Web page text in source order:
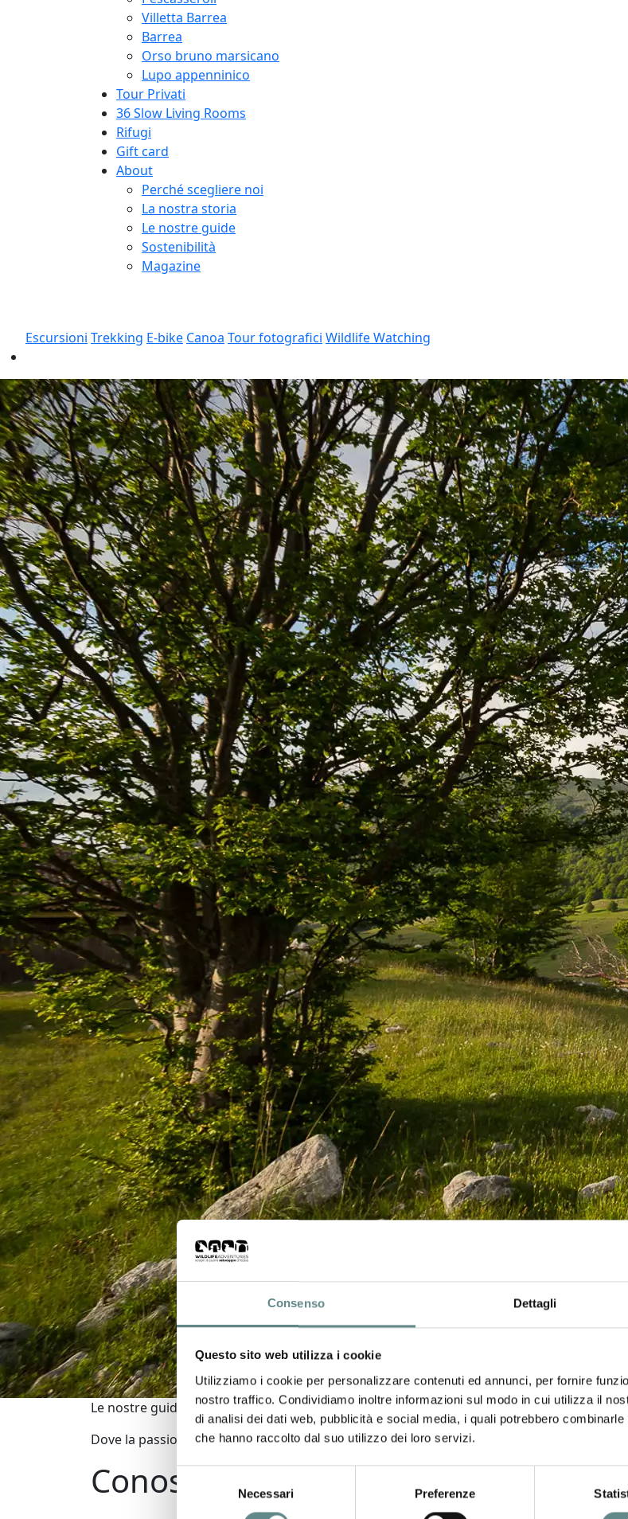
Consenso Dettagli
Questo sito web utilizza i cookie
Utilizziamo i cookie per personalizzare contenuti ed annunci, per fornire
nostro traffico. Condividiamo inoltre informazioni sul modo in cui utilizza il
di analisi dei dati web, pubblicità e social media, i quali potrebbero
che hanno raccolto dal suo utilizzo dei loro servizi.
Selezione
del
Necessari Preferenze
Villetta Barrea
Barrea
Orso bruno marsicano
Lupo appenninico
Tour Privati
36 Slow Living Rooms
Rifugi
Gift card
About
Perché scegliere noi
La nostra storia
Le nostre guide
Sostenibilità
Magazine
Escursioni Trekking E-bike Canoa Tour fotografici Wildlife Watching
Le nostre guide
Dove la passione incontra la natura, nasce l’esperienza perfetta.
Conosci il team
Le nostre
anche